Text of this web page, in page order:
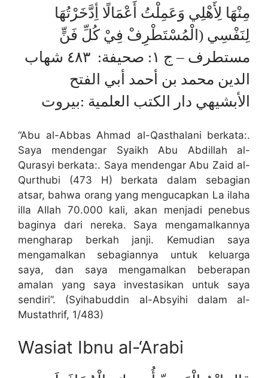
مِنْهَا لِأَهْلِي وَعَمِلْتُ أَعْمَالًا أِدَّخَرْتُهَا
لِنَفْسِي (الْمُسْتَطْرِفْ فِيْ كُلِّ فَنٍّ
مستطرف – ج ١: صحيفة: ٤٨٣ شهاب
الدين محمد بن أحمد أبي الفتح
الأبشيهي دار الكتب العلمية :بيروت
“Abu al-Abbas Ahmad al-Qasthalani berkata:.
Saya mendengar Syaikh Abu Abdillah al-
Qurasyi berkata:. Saya mendengar Abu Zaid al-
Qurthubi (473 H) berkata dalam sebagian
atsar, bahwa orang yang mengucapkan La ilaha
illa Allah 70.000 kali, akan menjadi penebus
baginya dari nereka. Saya mengamalkannya
mengharap berkah janji. Kemudian saya
mengamalkan sebagiannya untuk keluarga
saya, dan saya mengamalkan beberapan
amalan yang saya investasikan untuk saya
sendiri”. (Syihabuddin al-Absyihi dalam al-
Mustathrif, 1/483)
Wasiat Ibnu al-‘Arabi